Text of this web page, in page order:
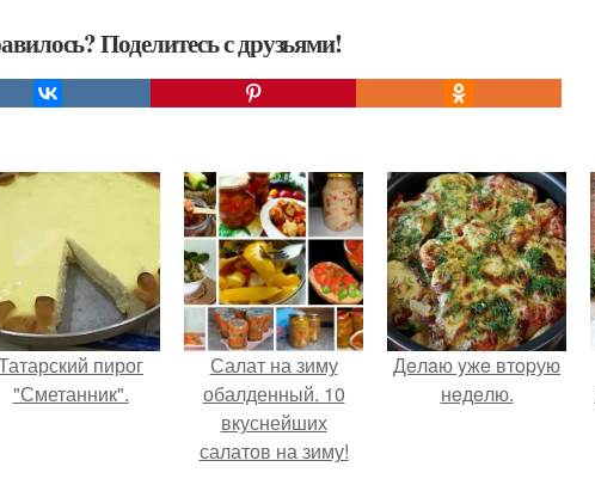
Поделитесь с друзьями!
пирог
"Сметанник".
Салат на зиму
обалденный. 10
вкуснейших
салатов на зиму!
Дeлaю yжe втopую
нeдeлю.